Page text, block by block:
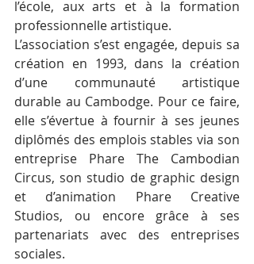
l’école, aux arts et à la formation
professionnelle artistique.
L’association s’est engagée, depuis sa
création en 1993, dans la création
d’une communauté artistique
durable au Cambodge. Pour ce faire,
elle s’évertue à fournir à ses jeunes
diplômés des emplois stables via son
entreprise Phare The Cambodian
Circus, son studio de graphic design
et d’animation Phare Creative
Studios, ou encore grâce à ses
partenariats avec des entreprises
sociales.